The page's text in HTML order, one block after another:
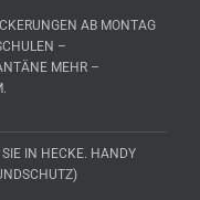
AB MONTAG
–
MEHR –
IN HECKE. HANDY